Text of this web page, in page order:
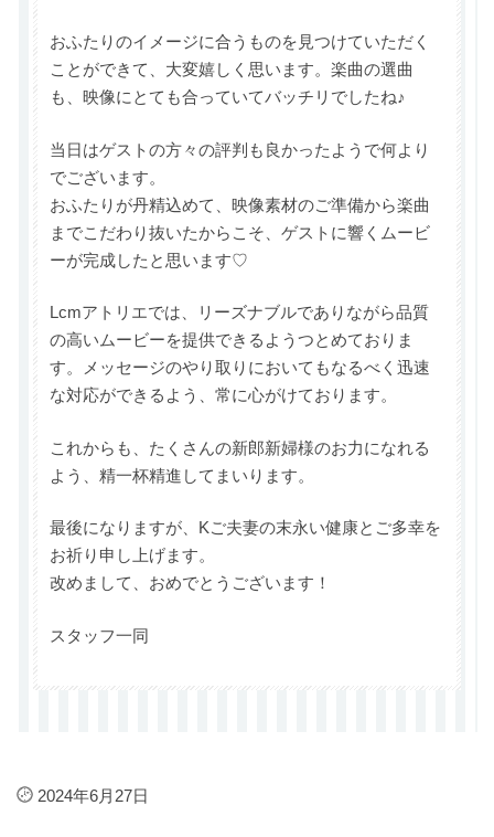
おふたりのイメージに合うものを見つけていただく
ことができて、大変嬉しく思います。楽曲の選曲
も、映像にとても合っていてバッチリでしたね♪
当日はゲストの方々の評判も良かったようで何より
でございます。
おふたりが丹精込めて、映像素材のご準備から楽曲
までこだわり抜いたからこそ、ゲストに響くムービ
ーが完成したと思います♡
Lcmアトリエでは、リーズナブルでありながら品質
の高いムービーを提供できるようつとめておりま
す。メッセージのやり取りにおいてもなるべく迅速
な対応ができるよう、常に心がけております。
これからも、たくさんの新郎新婦様のお力になれる
よう、精一杯精進してまいります。
最後になりますが、Kご夫妻の末永い健康とご多幸を
お祈り申し上げます。
改めまして、おめでとうございます！
スタッフ一同
2024年6月27日